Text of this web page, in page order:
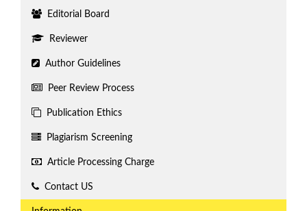
Editorial Board
Reviewer
Author Guidelines
Peer Review Process
Publication Ethics
Plagiarism Screening
Article Processing Charge
Contact US